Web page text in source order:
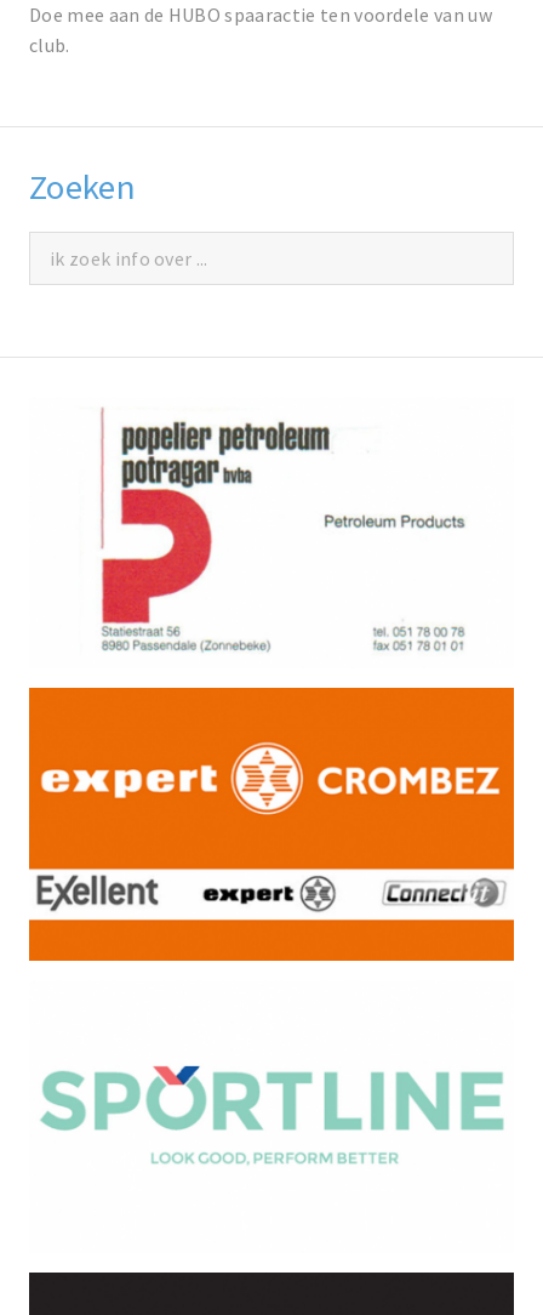
Doe mee aan de HUBO spaaractie ten voordele van uw
club.
Zoeken